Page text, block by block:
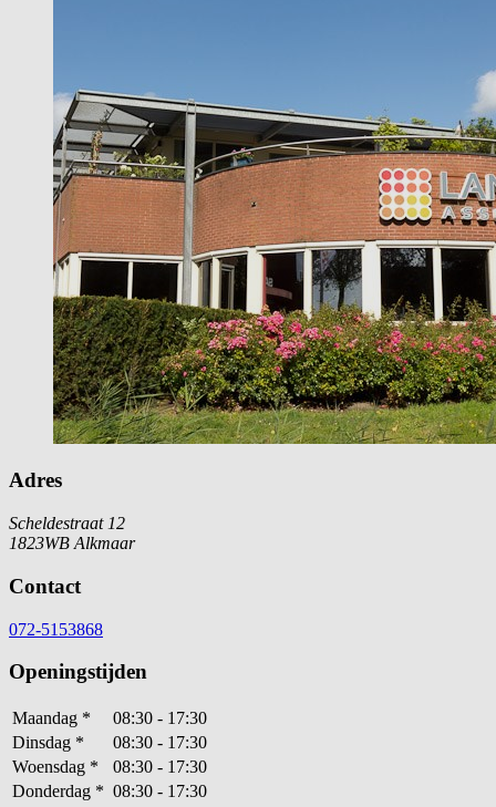
Adres
Scheldestraat 12
1823WB Alkmaar
Contact
072-5153868
Openingstijden
Maandag *
08:30 - 17:30
Dinsdag *
08:30 - 17:30
Woensdag *
08:30 - 17:30
Donderdag * 08:30 - 17:30